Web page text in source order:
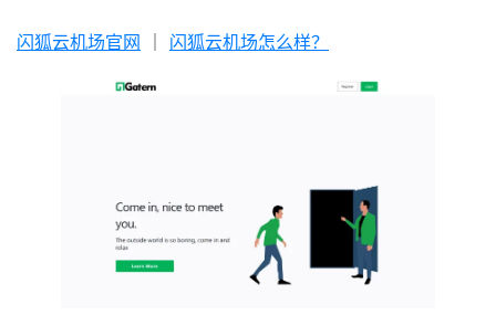
闪狐云机场官网 闪狐云机场怎么样？